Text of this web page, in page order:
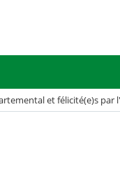
et félicité(e)s par